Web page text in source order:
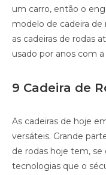
um carro, então o
modelo de cadeira
as cadeiras de rodas
usado por anos com
9 Cadeira de
As cadeiras de hoje
versáteis. Grande
de rodas hoje tem, se
tecnologias que o